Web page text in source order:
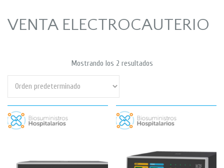
VENTA ELECTROCAUTERIO
Mostrando los 2 resultados